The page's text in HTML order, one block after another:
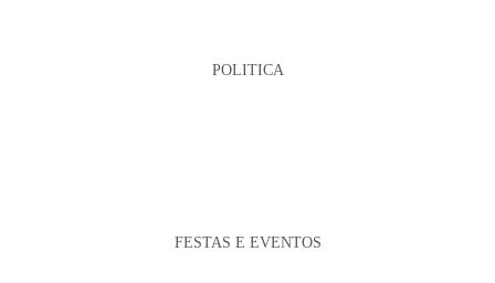
POLITICA
FESTAS E EVENTOS